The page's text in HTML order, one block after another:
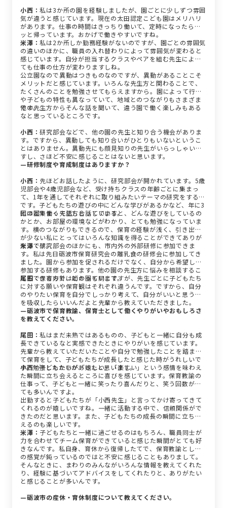
小西：私は3か所の園を経験しましたが、園ごとに少しずつ雰囲
気が違うと感じています。現在の太田認定こども園はメリハリ
があります。仕事の時間はきっちり働いて、定時になったらサ
ッと帰っています。おかげで働きやすいですね。
米澤：私は2か所しか勤務経験がないのですが、園ごとの雰囲気
の違いのほかに、職員の入れ替わりによって雰囲気が変わると
感じています。自分が担当するクラスやペアを組む先生によっ
ても仕事の仕方が変わりますしね。
公立園なので異動はつきものなのですが、異動があることこそ
メリットだと感じています。いろんな先生方と関わることで、
たくさんのことを勉強させてもらえますから。園によって行事
や子どもの特性も異なっていて、地域とのつながりもさまざま
です。
他の先生方からそんな話を聞いて、違う園で働く楽しみもある
なと思っているところです。
小西：研究部会などで、他の園の先生と知り合う機会がありま
す。ですから、異動しても知り合いがひとりもいないというこ
とはありません。異動先にも顔見知りの先生がいらっしゃいま
すし、さほど不安に感じることはないと思います。
—研修制度や育成制度はありますか？
小西： 先ほどお話したように、研究部会が開かれています。5歳
児部会や4歳児部会など、受け持ちクラスの年齢ごとに集まっ
て、1年を通してそれぞれに取り組みたいテーマの研究をするん
です。子どもたちの遊びの中にどんな学びがあるかなど、年に3
回ほど集まって話し合っています。
他の園で働く先生方と話していると、どんな遊びをしているの
かとか、お部屋の環境などがわかり、とても勉強になっていま
す。横のつながりもできるので、保育の経験が浅く、引き出し
が少ない私にとってはいろんな知識を得ることができてありが
たいです。
米澤：研究部会のほかにも、市内外の外部研修に参加できま
す。私は先日砺波市保育研究会の離乳食の研修会に参加してき
ました。園から参加を促されるだけでなく、自分から希望して
参加する研修もあります。他の園の先生方に悩みを相談するこ
ともできるので、助かっています。
尾田：保育方針はどの園も同じですが、先生ごとに子どもたち
に対する願いや保育観はそれぞれ違うんです。ですから、自分
のやりたい保育を自分でしっかり考えて、自分がいいと思う点
を吸収したらいいんだよと先輩から教えていただきました。
—砺波市で保育教諭、保育士として働くやりがいやおもしろさ
を教えてください。
尾田：私はまだ未熟ではあるものの、子どもと一緒に自分も成
長できているなと実感できたときにやりがいを感じています。
先輩から教えていただいたことや自分で勉強したことを踏まえ
て保育をして、子どもたちが成長したと感じた時がうれしいで
す。勉強したかいがあったと思います。
小西：子どもたちが「嬉しい」「楽しい」という感情を味わえ
た瞬間に立ち会えるところに喜びを感じています。保育教諭の
仕事って、子どもと一緒に笑ったり喜んだりと、笑う回数がと
ても多いんですよ。
出勤すると子どもたちが「小西先生」と言ってかけ寄ってきて
くれるのが嬉しいですね。一緒に活動する中で、信頼関係がで
きたのだと思います。また、子どもたちの成長の瞬間に立ち会
えるのも楽しいです。
米澤： 子どもたちと一緒に過ごせるのはもちろん、職員同士が
力を合わせてチーム保育ができていると感じた瞬間がとても好
きなんです。私自身、育休から復帰したてで、保育教諭として
の感覚が鈍っているのではと不安に感じることもありまして。
そんなときに、まわりのみんながいろんな情報を教えてくれた
り、経験に基づいてアドバイスをしてくれたりと、ありがたい
と感じることが多いんです。
—砺波市の産休・育休制度について教えてください。